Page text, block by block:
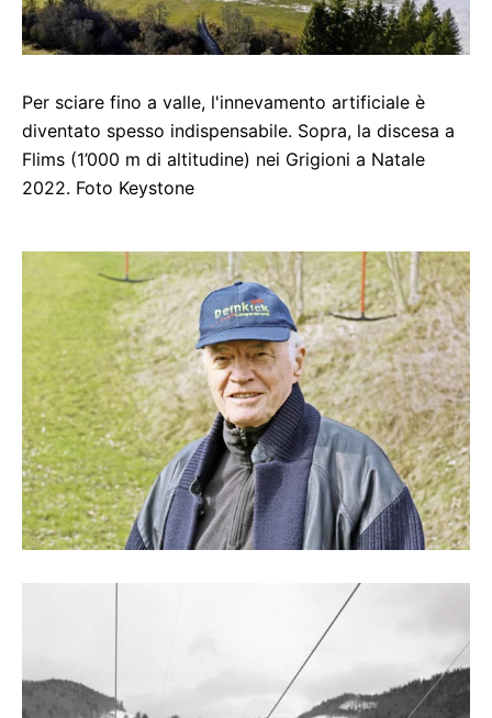
Per sciare fino a valle, l'innevamento artificiale è
diventato spesso indispensabile. Sopra, la discesa a
Flims (1’000 m di altitudine) nei Grigioni a Natale
2022. Foto Keystone